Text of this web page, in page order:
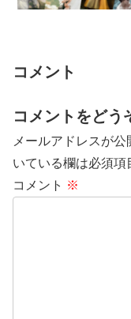
コメント
コメントをどう
メールアドレスが公
いている欄は必須項
コメント ※